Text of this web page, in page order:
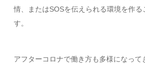
情、またはSOSを伝えられる環境を作る
す。
アフターコロナで働き方も多様になっ